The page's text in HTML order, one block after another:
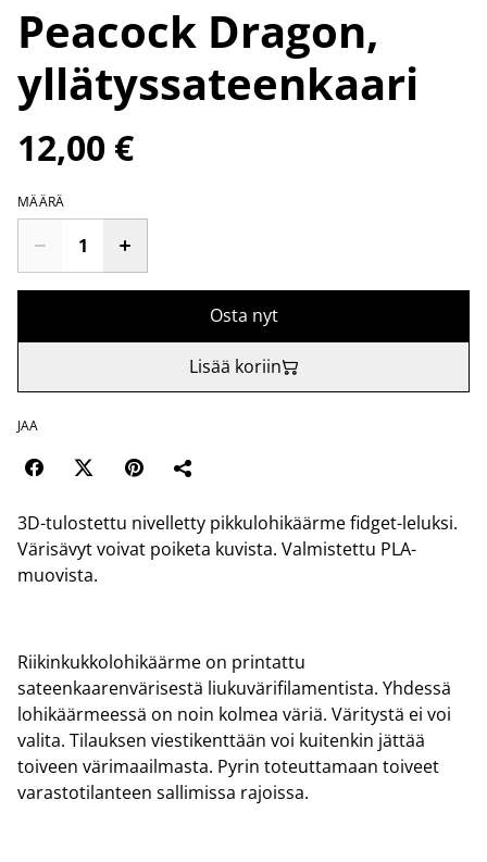
Peacock Dragon,
yllätyssateenkaari
12,00 €
MÄÄRÄ
Osta nyt
Lisää koriin
JAA
3D-tulostettu nivelletty pikkulohikäärme fidget-leluksi.
Värisävyt voivat poiketa kuvista. Valmistettu PLA-
muovista.
Riikinkukkolohikäärme on printattu
sateenkaarenvärisestä liukuvärifilamentista. Yhdessä
lohikäärmeessä on noin kolmea väriä. Väritystä ei voi
valita. Tilauksen viestikenttään voi kuitenkin jättää
toiveen värimaailmasta. Pyrin toteuttamaan toiveet
varastotilanteen sallimissa rajoissa.